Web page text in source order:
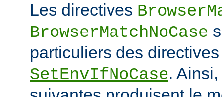
Les directives
BrowserMatchNoCase
particuliers des
SetEnvIfNoCase.